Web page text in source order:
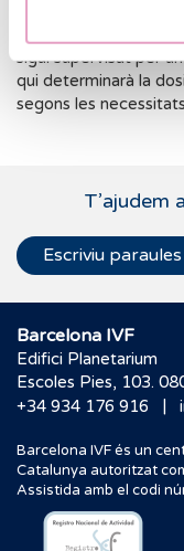
sigui supervisat per
qui determinarà la
segons les
T’ajudem
Barcelona IVF
Edifici Planetarium
Escoles Pies, 103.
+34 934 176 916
|
Barcelona IVF és un
Catalunya autoritzat
Assistida amb el codi